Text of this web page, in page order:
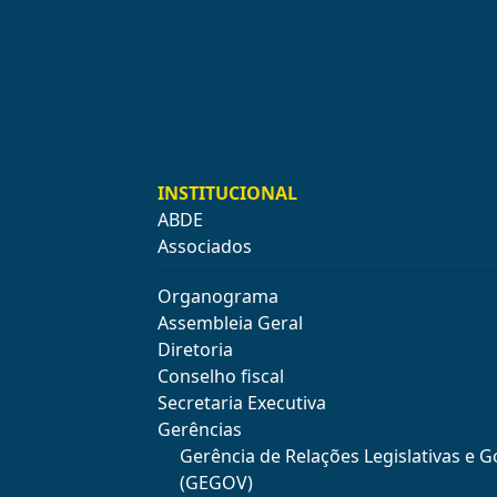
INSTITUCIONAL
ABDE
Associados
Organograma
Assembleia Geral
Diretoria
Conselho fiscal
Secretaria Executiva
Gerências
Gerência de Relações Legislativas e
(GEGOV)